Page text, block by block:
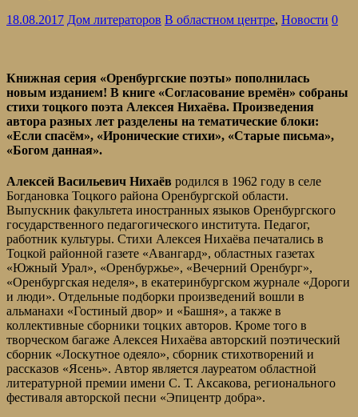
18.08.2017 Дом литераторов В областном центре, Новости 0
Книжная серия «Оренбургские поэты» пополнилась
новым изданием! В книге «Согласование времён» собраны
стихи тоцкого поэта Алексея Нихаёва. Произведения
автора разных лет разделены на тематические блоки:
«Если спасём», «Иронические стихи», «Старые письма»,
«Богом данная».
Алексей Васильевич Нихаёв родился в 1962 году в селе
Богдановка Тоцкого района Оренбургской области.
Выпускник факультета иностранных языков Оренбургского
государственного педагогического института. Педагог,
работник культуры. Стихи Алексея Нихаёва печатались в
Тоцкой районной газете «Авангард», областных газетах
«Южный Урал», «Оренбуржье», «Вечерний Оренбург»,
«Оренбургская неделя», в екатеринбургском журнале «Дороги
и люди». Отдельные подборки произведений вошли в
альманахи «Гостиный двор» и «Башня», а также в
коллективные сборники тоцких авторов. Кроме того в
творческом багаже Алексея Нихаёва авторский поэтический
сборник «Лоскутное одеяло», сборник стихотворений и
рассказов «Ясень». Автор является лауреатом областной
литературной премии имени С. Т. Аксакова, регионального
фестиваля авторской песни «Эпицентр добра».